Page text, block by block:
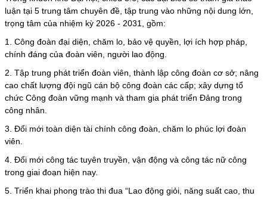
luận tại 5 trung tâm chuyên đề, tập trung vào những nội dung lớn,
trọng tâm của nhiệm kỳ 2026 - 2031, gồm:
1. Công đoàn đại diện, chăm lo, bảo vệ quyền, lợi ích hợp pháp,
chính đáng của đoàn viên, người lao động.
2. Tập trung phát triển đoàn viên, thành lập công đoàn cơ sở; nâng
cao chất lượng đội ngũ cán bộ công đoàn các cấp; xây dựng tổ
chức Công đoàn vững mạnh và tham gia phát triển Đảng trong
công nhân.
3. Đổi mới toàn diện tài chính công đoàn, chăm lo phúc lợi đoàn
viên.
4. Đổi mới công tác tuyên truyền, vận động và công tác nữ công
trong giai đoạn hiện nay.
5. Triển khai phong trào thi đua “Lao động giỏi, năng suất cao, thu